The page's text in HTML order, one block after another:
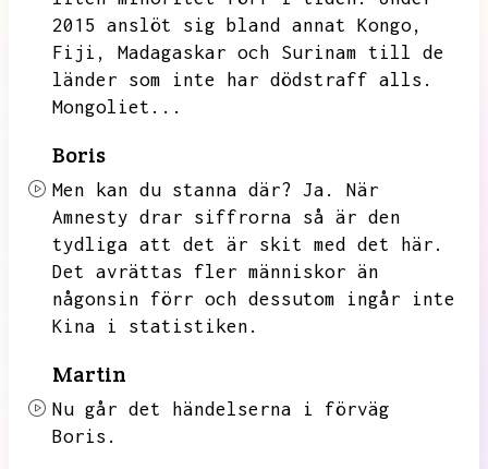
2015 anslöt sig bland annat Kongo,
Fiji,
Madagaskar och Surinam till de
länder som inte har dödstraff alls.
Mongoliet...
Boris
Men kan du stanna där? Ja.
När
Amnesty drar siffrorna så är den
tydliga att det är skit med det här.
Det avrättas fler människor än
någonsin förr och dessutom ingår inte
Kina i statistiken.
Martin
Nu går det händelserna i förväg
Boris.